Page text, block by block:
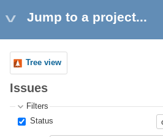
Jump to a project...
Tree view
Issues
Filters
Status